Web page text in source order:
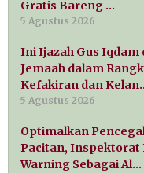
Gratis Bareng …
5 Agustus 2026
Ini Ijazah Gus Iqdam
Jemaah dalam
Kefakiran dan
5 Agustus 2026
Optimalkan
Pacitan, Inspektorat
Warning Sebagai Al…